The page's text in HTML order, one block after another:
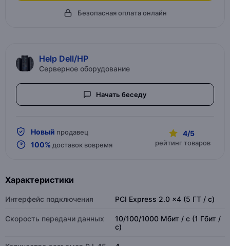
Безопасная оплата онлайн
Help Dell/HP
Серверное оборудование
Начать беседу
Новый продавец
100% доставок вовремя
4/5
рейтинг товаров
Характеристики
Интерфейс подключения PCI Express 2.0 x4 (5 ГТ / с)
Скорость передачи данных
10/100/1000 Мбит / с (1 Гбит /
с)